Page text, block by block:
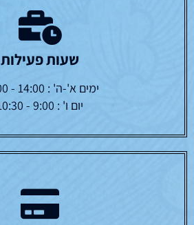
שעות פעילות
ימים א'-ה' : 14:00 - 19:00
יום ו' : 9:00 - 10:30